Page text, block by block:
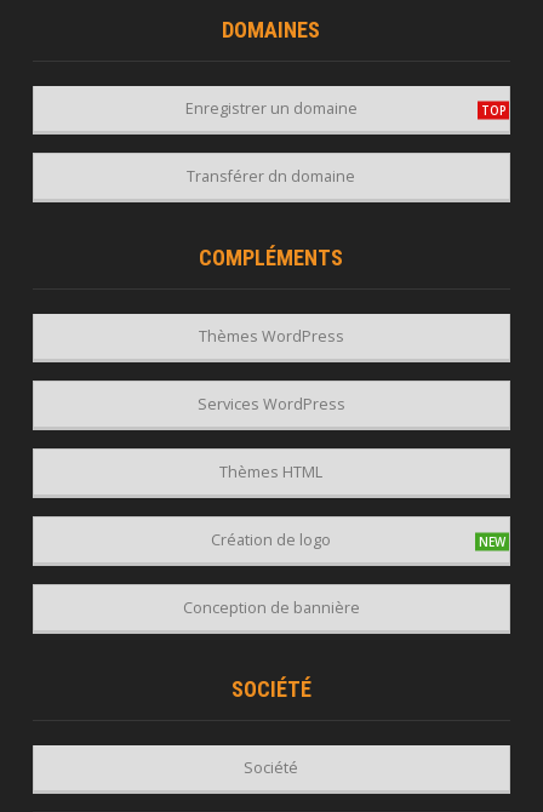
DOMAINES
Enregistrer un domaine
Transférer dn domaine
COMPLÉMENTS
Thèmes WordPress
Thèmes HTML
Création de logo
Conception de bannière
Services WordPress
SOCIÉTÉ
Société